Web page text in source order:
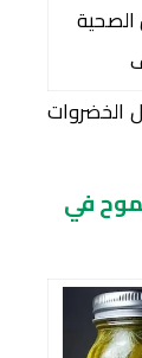
الخضروات
في